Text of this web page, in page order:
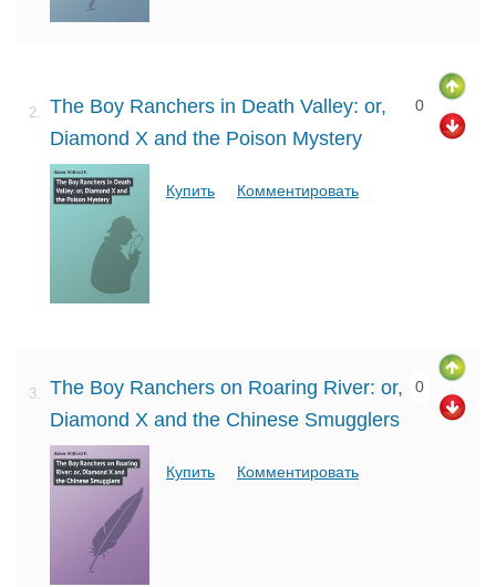
2.
The Boy Ranchers in Death Valley: or,
Diamond X and the Poison Mystery
0
Купить Комментировать
3.
The Boy Ranchers on Roaring River: or,
Diamond X and the Chinese Smugglers
0
Купить Комментировать